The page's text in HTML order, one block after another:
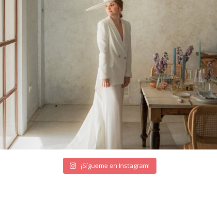
¡Sígueme en Instagram!